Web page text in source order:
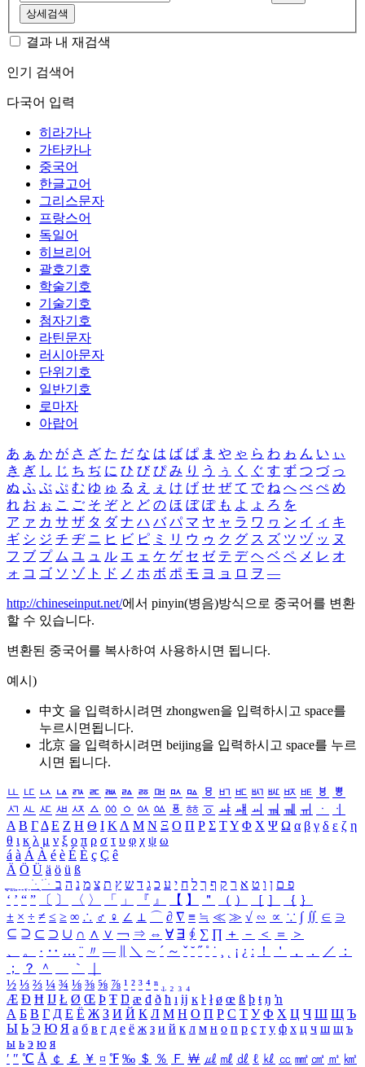
상세검색
결과 내 재검색
인기 검색어
다국어 입력
히라가나
가타카나
중국어
한글고어
그리스문자
프랑스어
독일어
히브리어
괄호기호
학술기호
기술기호
첨자기호
라틴문자
러시아문자
단위기호
일반기호
로마자
아랍어
あ ぁ か が さ ざ た だ な は ば ぱ ま や ゃ ら わ ゎ ん い ぃ
き ぎ し じ ち ぢ に ひ び ぴ み り う ぅ く ぐ す ず つ づ っ
ぬ ふ ぶ ぷ む ゆ ゅ る え ぇ け げ せ ぜ て で ね へ べ ぺ め
れ お ぉ こ ご そ ぞ と ど の ほ ぼ ぽ も よ ょ ろ を
ア ァ カ サ ザ タ ダ ナ ハ バ パ マ ヤ ャ ラ ワ ヮ ン イ ィ キ
ギ シ ジ チ ヂ ニ ヒ ビ ピ ミ リ ウ ゥ ク グ ス ズ ツ ヅ ッ ヌ
フ ブ プ ム ユ ュ ル エ ェ ケ ゲ セ ゼ テ デ ヘ ベ ペ メ レ オ
ォ コ ゴ ソ ゾ ト ド ノ ホ ボ ポ モ ヨ ョ ロ ヲ ―
http://chineseinput.net/에서 pinyin(병음)방식으로 중국어를 변환
할 수 있습니다.
변환된 중국어를 복사하여 사용하시면 됩니다.
예시)
中文 을 입력하시려면 zhongwen을 입력하시고 space를
누르시면됩니다.
北京 을 입력하시려면 beijing을 입력하시고 space를 누르
시면 됩니다.
ㅥ ㅦ ㅧ ㅨ ㅩ ㅪ ㅫ ㅬ ㅭ ㅮ ㅯ ㅰ ㅱ ㅲ ㅳ ㅴ ㅵ ㅶ ㅷ ㅸ
ㅹ
ㅺ ㅻ ㅼ ㅽ ㅾ ㅿ ㆀ ㆁ ㆂ ㆃ ㆄ ㆅ ㆆ ㆇ ㆈ ㆉ ㆊ ㆋ ㆌ ㆍ
ㆎ
Α Β ΓΔ Ε Ζ Η Θ Ι ΚΛ Μ Ν Ξ Ο Π Ρ Σ ΤΥ Φ Χ Ψ Ω α β γ δ ε ζ η
θ ι κ λ μ ν ξ ο π ρ σ τ υ φ χ ψ ω
á à Á À é è É È ç Ç ê
Ä Ö Ü ä ö ü ß
ִֶֹ ֻּ ׁׂ פ ם ן ו ט א ר ק ף ך ל ח י ע כ ג ד ש ץ ת צ מ נ ה ב
‘ ’ “ ” 〔 〕 〈 〉 「 」 『 』 【 】 ＂ （ ） ［ ］ ｛ ｝
± × ÷ ≠ ≤ ≥ ∞ ∴ ♂ ♀ ∠ ⊥ ⌒ ∂ ∇ ≡ ≒ ≪ ≫ √ ∽ ∝ ∵ ∫ ∬ ∈ ∋
⊆ ⊇ ⊂ ⊃ ∪ ∩ ∧ ∨ ￢ ⇒ ⇔ ∀ ∃ ∮ ∑ ∏ ＋ － ＜ ＝
＞
、
。 · ‥ … ¨ 〃 ― ＼ ∼ ´ ～ ˇ ˘ ˝ ˚ ˙ ¸ ¡ ¿ ː ！ ＇ ， ． ／
：
；
？ ＾ ｀
½ ⅓ ⅔ ¼ ¾ ⅛ ⅜ ⅝ ⅞ ¹ ² ³ ⁴ ⁿ ₁ ₂ ₃ ₄
Æ Ð Ħ Ĳ Ł Ø Œ Þ Ŧ Ŋ æ đ ð ħ ı ĳ ĸ ŀ ł ø œ ß þ ŧ ŋ ŉ
А Б В Г Д Е Ё Ж З И Й К Л М Н О П Р С Т У Ф Х Ц Ч Ш Щ Ъ
Ы Ь Э Ю Я а б в г д е ё ж з и й к л м н о п р с т у ф х ц ч ш щ ъ
ы ь э ю я
′ ″ ℃ Å ￠ ￡ ￥ ¤ ℉ ‰ ＄ ％ Ｆ ￦ ㎕ ㎖ ㎗ ℓ ㎘ ㏄ ㎣ ㎤ ㎥ ㎦